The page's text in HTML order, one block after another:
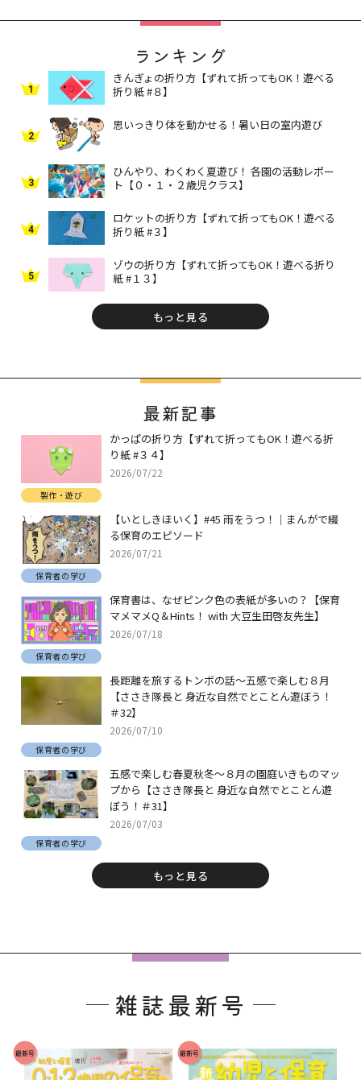
ランキング
1
きんぎょの折り方【ずれて折ってもOK！遊べる
折り紙 #８】
2
思いっきり体を動かせる！暑い日の室内遊び
3
ひんやり、わくわく夏遊び！ 各園の活動レポー
ト【０・１・２歳児クラス】
4
ロケットの折り方【ずれて折ってもOK！遊べる
折り紙 #３】
5
ゾウの折り方【ずれて折ってもOK！遊べる折り
紙 #１３】
もっと見る
最新記事
かっぱの折り方【ずれて折ってもOK！遊べる折
り紙 #３４】
2026/07/22
製作・遊び
【いとしきほいく】#45 雨をうつ！｜まんがで綴
る保育のエピソード
2026/07/21
保育者の学び
保育書は、なぜピンク色の表紙が多いの？【保育
マメマメQ＆Hints！ with 大豆生田啓友先生】
2026/07/18
保育者の学び
長距離を旅するトンボの話～五感で楽しむ８月
【ささき隊長と 身近な自然でとことん遊ぼう！
＃32】
2026/07/10
保育者の学び
五感で楽しむ春夏秋冬～８月の園庭いきものマッ
プから【ささき隊長と 身近な自然でとことん遊
ぼう！＃31】
2026/07/03
保育者の学び
もっと見る
雑誌最新号
最新号 最新号